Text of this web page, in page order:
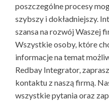
poszczególne procesy
szybszy i dokładniejszy.
szansa na rozwój Waszej
Wszystkie osoby, które
informacje na temat
Redbay Integrator,
kontaktu z naszą firmą.
wszystkie pytania oraz